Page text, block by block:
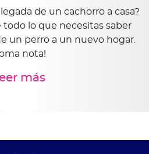
de un cachorro a casa?
lo que necesitas saber
un perro a un nuevo hogar.
nota!
más